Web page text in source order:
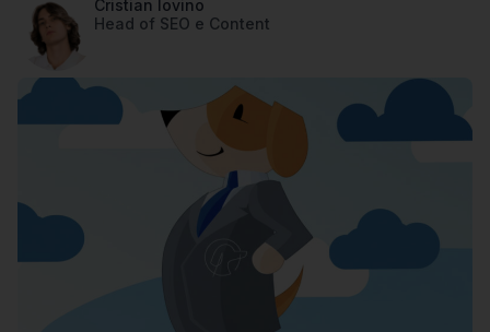
Cristian Iovino
Head of SEO e Content